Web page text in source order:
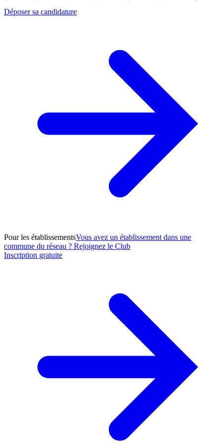
Déposer sa candidature
Pour les établissementsVous avez un établissement dans une
commune du réseau ? Rejoignez le Club
Inscription gratuite